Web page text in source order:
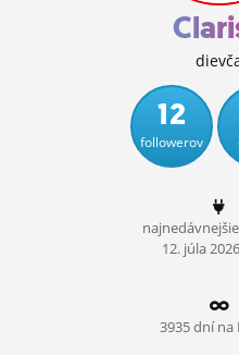
BLOGY
OBRÁZKY
MÔJ PROFIL
ROLETA
12
followerov
12. júla
3935 dní na